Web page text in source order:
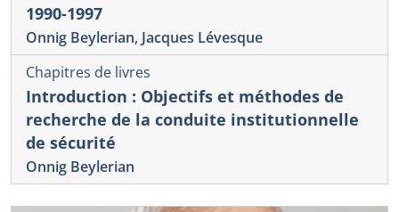
1990-1997
Onnig Beylerian, Jacques Lévesque
Chapitres de livres
Introduction : Objectifs et méthodes de
recherche de la conduite institutionnelle
de sécurité
Onnig Beylerian